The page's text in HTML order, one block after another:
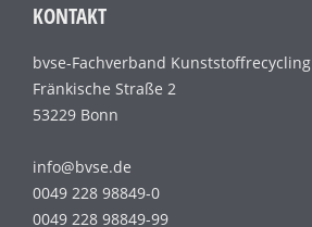
KONTAKT
bvse-Fachverband Kunststoffrecycling
Fränkische Straße 2
53229 Bonn
info@bvse.de
0049 228 98849-0
0049 228 98849-99